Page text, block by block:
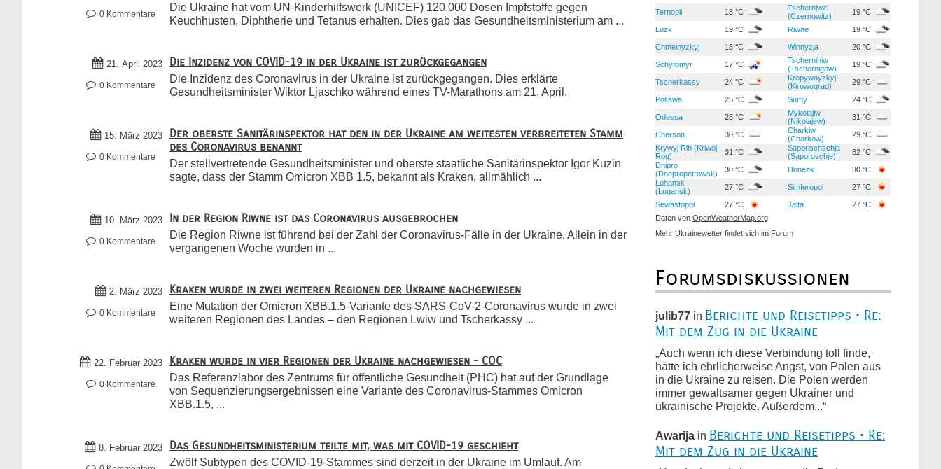
0 Kommentare
Die Ukraine hat vom UN-Kinderhilfswerk (UNICEF) 120.000 Dosen Impfstoffe gegen
Keuchhusten, Diphtherie und Tetanus erhalten. Dies gab das Gesundheitsministerium am ...
21. April 2023
0 Kommentare
Die Inzidenz von COVID-19 in der Ukraine ist zurückgegangen
Die Inzidenz des Coronavirus in der Ukraine ist zurückgegangen. Dies erklärte
Gesundheitsminister Wiktor Ljaschko während eines TV-Marathons am 21. April.
15. März 2023
0 Kommentare
Der oberste Sanitärinspektor hat den in der Ukraine am weitesten verbreiteten Stamm
des Coronavirus benannt
Der stellvertretende Gesundheitsminister und oberste staatliche Sanitärinspektor Igor Kuzin
sagte, dass der Stamm Omicron XBB 1.5, bekannt als Kraken, allmählich ...
10. März 2023
0 Kommentare
In der Region Riwne ist das Coronavirus ausgebrochen
Die Region Riwne ist führend bei der Zahl der Coronavirus-Fälle in der Ukraine. Allein in der
vergangenen Woche wurden in ...
2. März 2023
0 Kommentare
Kraken wurde in zwei weiteren Regionen der Ukraine nachgewiesen
Eine Mutation der Omicron XBB.1.5-Variante des SARS-CoV-2-Coronavirus wurde in zwei
weiteren Regionen des Landes – den Regionen Lwiw und Tscherkassy ...
22. Februar 2023
0 Kommentare
Kraken wurde in vier Regionen der Ukraine nachgewiesen - COC
Das Referenzlabor des Zentrums für öffentliche Gesundheit (PHC) hat auf der Grundlage
von Sequenzierungsergebnissen eine Variante des Coronavirus-Stammes Omicron
XBB.1.5, ...
8. Februar 2023 Das Gesundheitsministerium teilte mit, was mit COVID-19 geschieht
Zwölf Subtypen des COVID-19-Stammes sind derzeit in der Ukraine im Umlauf. Am
Ternopil 18 °C
Tscherniwzi
(Czernowitz)
19 °C
Luzk 19 °C Riwne 19 °C
Chmelnyzkyj 18 °C Winnyzja 20 °C
Schytomyr 17 °C
Tschernihiw
(Tschernigow)
19 °C
Tscherkassy 24 °C
Kropywnyzkyj
(Kirowograd)
29 °C
Poltawa 25 °C Sumy 24 °C
Odessa 28 °C
Mykolajiw
(Nikolajew)
31 °C
Cherson 30 °C
Charkiw
(Charkow)
29 °C
Krywyj Rih (Kriwoj
Rog)
31 °C
Saporischschja
(Saporoschje)
32 °C
Dnipro
(Dnepropetrowsk)
30 °C Donezk
30 °C
Luhansk
(Lugansk)
27 °C Simferopol 27 °C
Sewastopol 27 °C Jalta
27 °C
Daten von OpenWeatherMap.org
Mehr Ukrainewetter findet sich im Forum
Forumsdiskussionen
julib77 in Berichte und Reisetipps • Re:
Mit dem Zug in die Ukraine
„Auch wenn ich diese Verbindung toll finde,
hätte ich ehrlicherweise Angst, von Polen aus
in die Ukraine zu reisen. Die Polen werden
immer gewaltsamer gegen Ukrainer und
ukrainische Projekte. Außerdem...“
Awarija in Berichte und Reisetipps • Re:
Mit dem Zug in die Ukraine